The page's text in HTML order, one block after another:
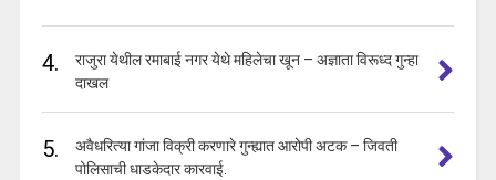
4.
राजुरा येथील रमाबाई नगर येथे महिलेचा खून – अज्ञाता विरूध्द गुन्हा
दाखल
5.
अवैधरित्या गांजा विक्री करणारे गुन्ह्यात आरोपी अटक – जिवती
पोलिसाची धाडकेदार कारवाई.